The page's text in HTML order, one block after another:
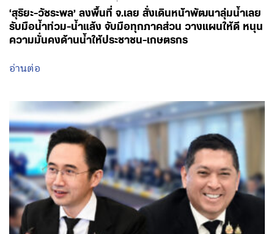
‘สุริยะ-วัชระพล’ ลงพื้นที่ จ.เลย สั่งเดินหน้าพัฒนาลุ่มน้ำเลย
รับมือน้ำท่วม-น้ำแล้ง จับมือทุกภาคส่วน วางแผนให้ดี หนุน
ความมั่นคงด้านน้ำให้ประชาชน-เกษตรกร
อ่านต่อ